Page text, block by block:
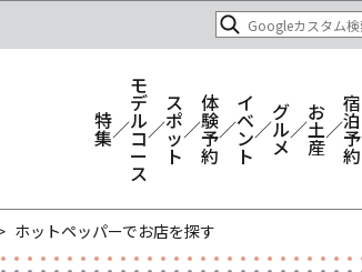
特
集
モ
デ
ル
コ
ー
ス
ス
ポ
ッ
ト
体
験
予
約
イ
ベ
ン
ト
グ
ル
メ
お
土
産
宿
泊
予
約
ホットペッパーでお店を探す